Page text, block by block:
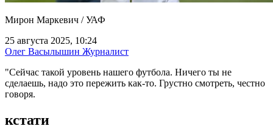
Мирон Маркевич / УАФ
25 августа 2025, 10:24
Олег Васылышин Журналист
"Сейчас такой уровень нашего футбола. Ничего ты не
сделаешь, надо это пережить как-то. Грустно смотреть, честно
говоря.
кстати